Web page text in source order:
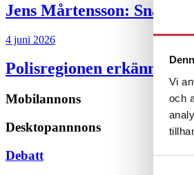
Vi
och
Jens Mårtensson: Snart
4 juni 2026
Polisregionen erkänner
Mobilannons
Desktopannnons
Debatt